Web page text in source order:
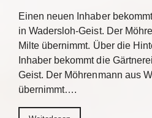
Einen neuen Inhaber
in Wadersloh-Geist. Der
Milte übernimmt. Über die
Inhaber bekommt die
Geist. Der Möhrenmann aus
übernimmt….